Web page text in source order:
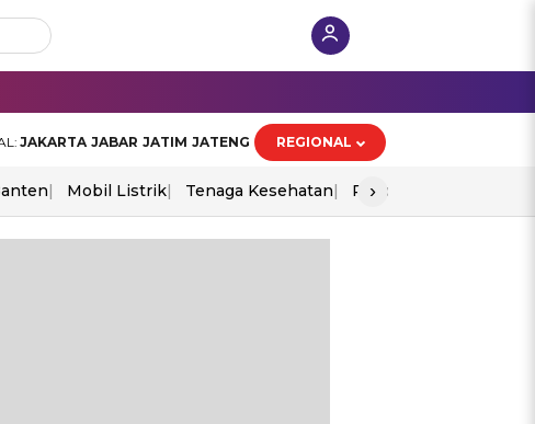
JAKARTA JABAR JATIM JATENG REGIONAL
Mobil Listrik Tenaga Kesehatan Piala Aff 2026
›